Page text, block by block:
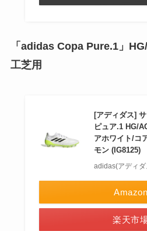
「adidas Copa Pure.1」
工芝用
[アディダス]
ピュア.1 HG/
アホワイト/コ
モン (IG8125)
adidas(アディ
Amazon
楽天市